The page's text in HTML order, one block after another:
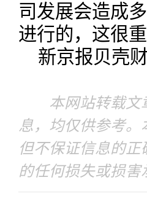
司发展会造成
进行的，这很
新京报贝壳
本网站转载文章
息，均仅供参考
但不保证信息的
的任何损失或损害